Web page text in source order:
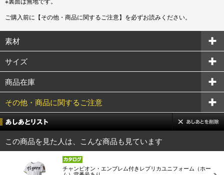
ご購入前に【その他・商品に関するご注意】を必ずお読みください。
素材
サイズ
商品在庫
その他・商品に関するご注意
この商品を見た人は、こんな商品も見ています
チャンピオン・エンブレム付きレプリカユニフォーム（ホー